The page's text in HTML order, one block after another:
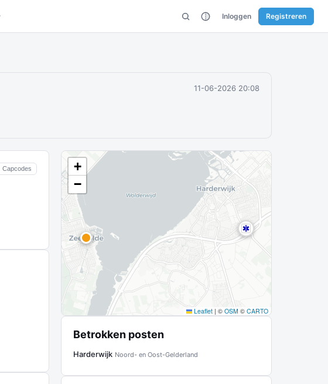
Inloggen Registreren
11-06-2026 20:08
Capcodes
+
−
Leaflet | © OSM © CARTO
Betrokken posten
Harderwijk Noord- en Oost-Gelderland